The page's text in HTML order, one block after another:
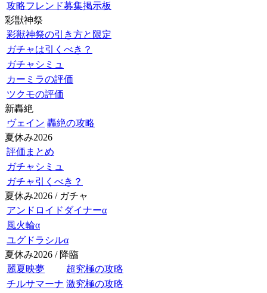
攻略フレンド募集掲示板
彩獣神祭
彩獣神祭の引き方と限定
ガチャは引くべき？
ガチャシミュ
カーミラの評価
ツクモの評価
新轟絶
ヴェイン 轟絶の攻略
夏休み2026
評価まとめ
ガチャシミュ
ガチャ引くべき？
夏休み2026 / ガチャ
アンドロイドダイナーα
風火輪α
ユグドラシルα
夏休み2026 / 降臨
麗夏映夢
超究極の攻略
チルサマーナ 激究極の攻略